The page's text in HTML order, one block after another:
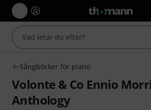
Sångböcker för piano
Volonte & Co Ennio
Anthology